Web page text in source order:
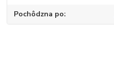
Pochôdzna po